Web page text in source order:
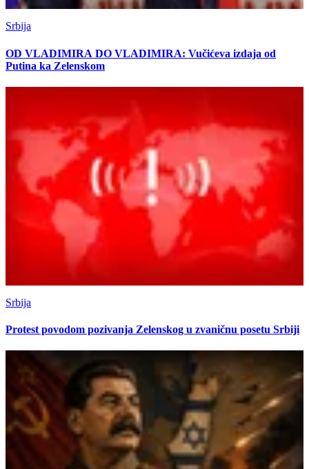
Srbija
OD VLADIMIRA DO VLADIMIRA: Vučićeva izdaja od
Putina ka Zelenskom
Srbija
Protest povodom pozivanja Zelenskog u zvaničnu posetu Srbiji